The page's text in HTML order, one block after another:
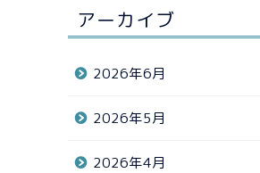
アーカイブ
2026年6月
2026年5月
2026年4月